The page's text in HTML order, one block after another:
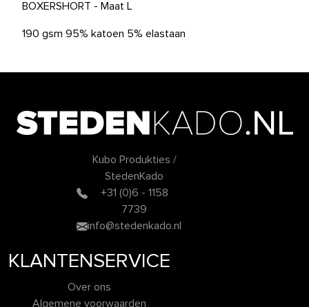
BOXERSHORT - Maat L
190 gsm 95% katoen 5% elastaan
Kubo Produkties /
StedenKado
+31 (0)6 - 1158
7739
info@stedenkado.nl
KLANTENSERVICE
Over ons
Algemene voorwaarden